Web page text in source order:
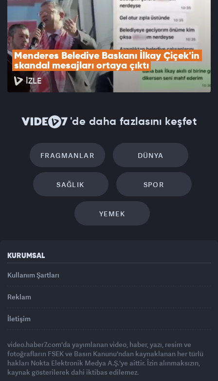
Menderes Belediye Başkanı İlkay Çiçek'in
skandal mesajları ortaya çıktı
İZLE
'de daha fazlasını keşfet
FRAGMANLAR DÜNYA
SAĞLIK SPOR
YEMEK
KURUMSAL
Kullanım Şartları
Reklam
İletişim
video.haber7.com'da yayımlanan video, haber, yazı, resim ve
fotoğrafların FSEK ve Basın Kanunu'ndan kaynaklanan her türlü
hakları Nokta Elektronik Medya A.Ş.'ye aittir. İzin alınmaksızın,
kaynak gösterilerek dahi iktibas edilemez.